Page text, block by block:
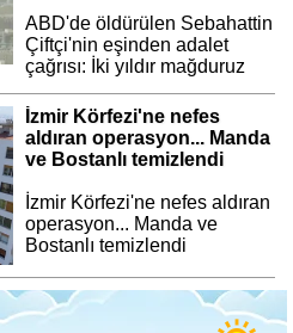
ABD'de öldürülen Sebahattin
Çiftçi'nin eşinden adalet
çağrısı: İki yıldır mağduruz
İzmir Körfezi'ne nefes
aldıran operasyon... Manda
ve Bostanlı temizlendi
İzmir Körfezi'ne nefes aldıran
operasyon... Manda ve
Bostanlı temizlendi